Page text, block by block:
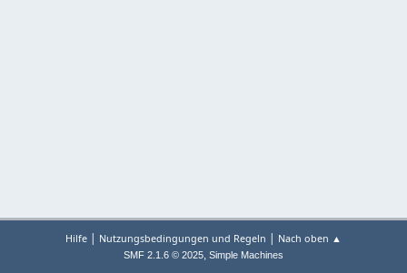
Hilfe | Nutzungsbedingungen und Regeln | Nach oben ▲
SMF 2.1.6 © 2025, Simple Machines